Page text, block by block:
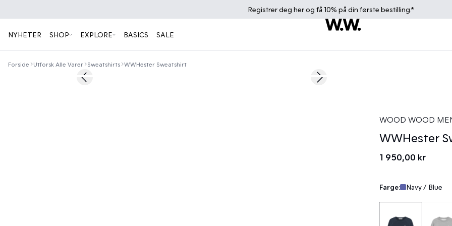
Registrer deg herog få 10% på din første bestilling.*
NYHETER SHOP EXPLORE BASICS SALE
Forside Utforsk Alle Varer Sweatshirts WWHester Sweatshirt
Previous slide Next slide
WOOD WOOD
WWHester
1 950,00 kr
Farge: Navy / Blue